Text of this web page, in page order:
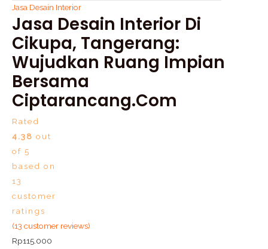
Jasa Desain Interior
Jasa Desain Interior Di
Cikupa, Tangerang:
Wujudkan Ruang Impian
Bersama
Ciptarancang.com
Rated
4.38 out
of 5
based on
13
customer
ratings
(13 customer reviews)
Rp115.000